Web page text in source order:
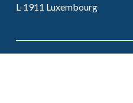
L-1911 Luxembourg